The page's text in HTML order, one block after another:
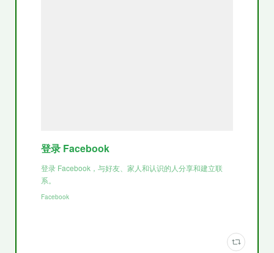
登录 Facebook
登录 Facebook，与好友、家人和认识的人分享和建立联
系。
Facebook